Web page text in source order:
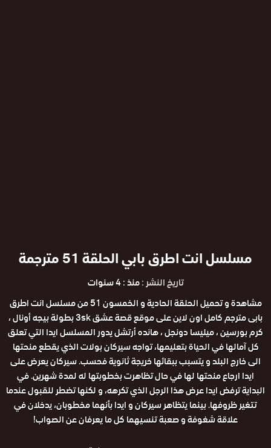
مسلسل انت اطرق بابي الحلقة 51 مترجمة
تاريخ النشر :منذ : 4 سنوات
مشاهدة و تحميل الحلقة الحادية و الخمسون 51 من مسلسل انت اطرق
بابى مترجم كامل اون لاين على موقع قصة عشق 3sk بطولة بيجه أونال ،
كرم بورسين ، ميليسا دونجل ، هانده أرتشل يدور المسلسل ايدا التي تعلق
كل آمالها في الحياة بتعليمها، تواجه سيركان بولات الذي يقطع منحتها
الى خارج البلد و يتسبب ببقائها خريجة ثانوية فحسب. سيركان يعرض على
ايدا ارجاع منحتها لها في حال تظاهرت بخطوبتها له لمدة شهرين. في
البداية ترفض ايدا عرض هذا الرجل الذي تكرهه، و لكنها تضطر للقبول عندما
تتغير ظروفها. بينما يتظاهر سيركان و ايدا بأنهما مخطوبان، يدخلان في
علاقة شغوفة و صعبة تنسيهما كل ما يعرفان عن الصواب!